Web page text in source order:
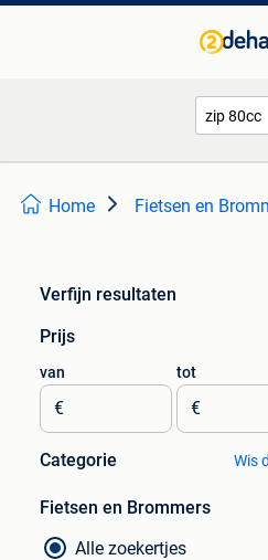
Home Fietsen en
Verfijn resultaten
Prijs
van
€
tot
€
Categorie Wis
Fietsen en Brommers
Alle zoekertjes